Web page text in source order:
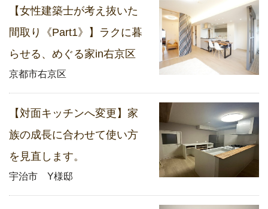
【女性建築士が考え抜いた
間取り《Part1》】ラクに暮
らせる、めぐる家in右京区
京都市右京区
【対面キッチンへ変更】家
族の成長に合わせて使い方
を見直します。
宇治市 Y様邸